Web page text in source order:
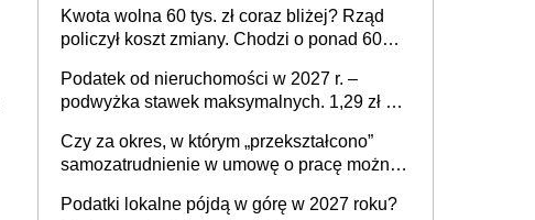
Kwota wolna 60 tys. zł coraz bliżej? Rząd
policzył koszt zmiany. Chodzi o ponad 60
Podatek od nieruchomości w 2027 r. –
podwyżka stawek maksymalnych. 1,29 zł za
budynków i lokali związanych z
prowadzeniem działalności gospodarczej
Czy za okres, w którym „przekształcono”
samozatrudnienie w umowę o pracę można
umowy cywilnoprawnej jedynym
Podatki lokalne pójdą w górę w 2027 roku?